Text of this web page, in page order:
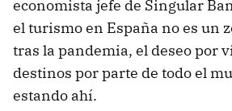
economista jefe de Singular
el turismo en España no es un
tras la pandemia, el deseo por
destinos por parte de todo el
estando ahí.